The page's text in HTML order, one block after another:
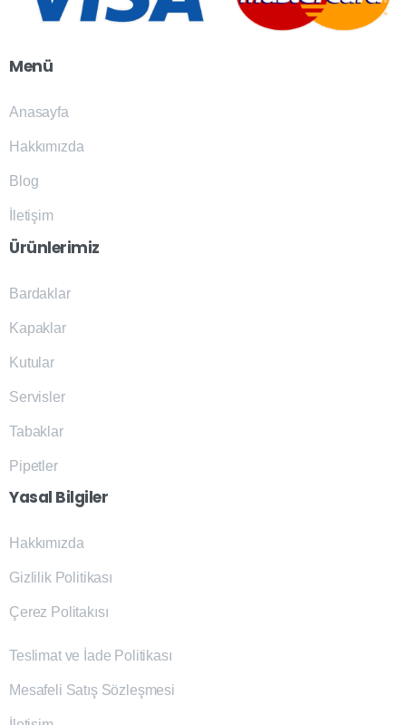
Menü
Anasayfa
Hakkımızda
Blog
İletişim
Ürünlerimiz
Bardaklar
Kapaklar
Kutular
Servisler
Tabaklar
Pipetler
Yasal Bilgiler
Hakkımızda
Gizlilik Politikası
Çerez Politakısı
Teslimat ve İade Politikası
Mesafeli Satış Sözleşmesi